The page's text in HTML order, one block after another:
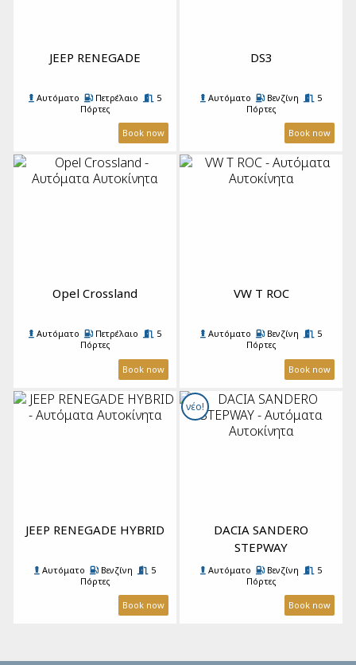
JEEP RENEGADE
Αυτόματο Πετρέλαιο
5
Πόρτες
Book now
DS3
Αυτόματο Βενζίνη
5
Πόρτες
Book now
Opel Crossland
Αυτόματο Πετρέλαιο
5
Πόρτες
Βαλίτσες & 1 μικρή
A/C
Book now
VW T ROC
Αυτόματο Βενζίνη
5
Πόρτες
Book now
JEEP RENEGADE HYBRID
Αυτόματο Βενζίνη
5
Πόρτες
4 Βαλίτσες
A/C
Book now
DACIA SANDERO
STEPWAY
Αυτόματο Βενζίνη
5
Πόρτες
3 Βαλίτσες
A/C
Book now
νέο!